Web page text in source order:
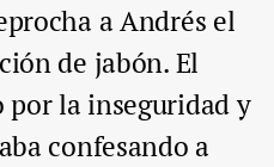
a Andrés el
de jabón. El
por la inseguridad y
confesando a